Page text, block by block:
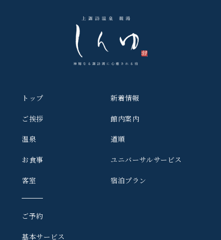
トップ
ご挨拶
温泉
お食事
客室
新着情報
館内案内
道順
ユニバーサルサービス
宿泊プラン
ご予約
基本サービス